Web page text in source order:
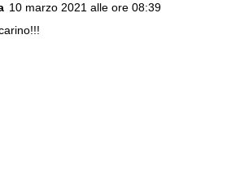
10 marzo 2021 alle ore 08:39